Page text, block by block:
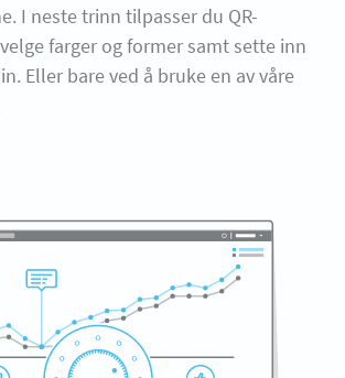
I neste trinn tilpasser du QR-
farger og former samt sette inn
Eller bare ved å bruke en av våre